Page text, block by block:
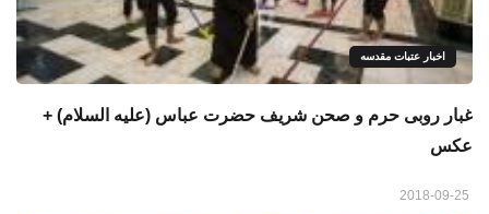
اخبار عتبات مقدسه
غبار روبی حرم و صحن شریف حضرت عباس (علیه السلام) +
عكس